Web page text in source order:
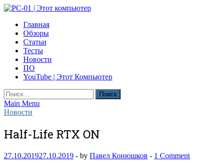
Skip
content
PC-01 | Этот компьютер
Компьютерные новости
Главная
Обзоры
Статьи
Тесты
Новости
ПО
YouTube | Этот Компьютер
Найти:
Main Menu
Новости
Half-Life RTX ON
27.10.201927.10.2019 - by Павел Конюшков - 1 Comment